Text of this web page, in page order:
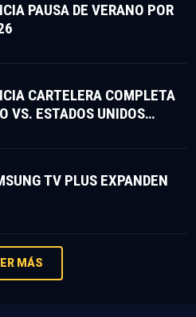
PAUSA DE VERANO POR
CARTELERA COMPLETA
VS. ESTADOS UNIDOS
TV PLUS EXPANDEN
MÁS